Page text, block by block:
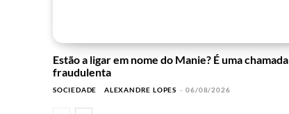
Estão a ligar em nome do Manie? É uma chamada
fraudulenta
SOCIEDADE ALEXANDRE LOPES - 06/08/2026